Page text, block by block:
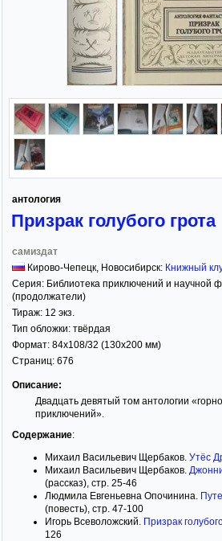
антология
Призрак голубого грота
самиздат
Кирово-Чепецк, Новосибирск: Книжный
Серия: Библиотека приключений и научной
(продолжатели)
Тираж: 12 экз.
Тип обложки: твёрдая
Формат: 84x108/32 (130x200 мм)
Страниц: 676
Описание:
Двадцать девятый том антологии
приключений».
Содержание:
Михаил Васильевич Щербаков. Утёс
Михаил Васильевич Щербаков.
(рассказ), стр. 25-46
Людмила Евгеньевна Опочинина.
(повесть), стр. 47-100
Игорь Всеволожский. Призрак
126